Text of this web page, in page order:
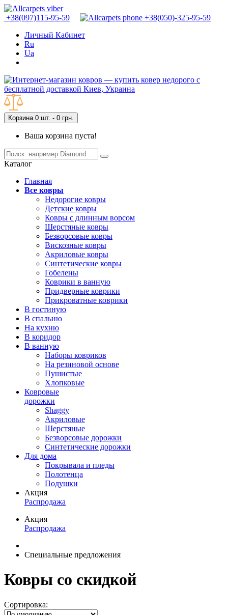
+38(097)115-95-59
+38(050)-325-95-59
Личный Кабинет
Ru
Ua
Корзина 0 шт. - 0 грн.
Ваша корзина пуста!
Каталог
Главная
Все ковры
Недорогие ковры
Детские ковры
Ковры с длинным ворсом
Шерстяные ковры
Безворсовые ковры
Вискозные ковры
Акриловые ковры
Синтетические ковры
Гобелены
Коврики в ванную
Придверные коврики
Прикроватные коврики
В гостиную
В спальню
На кухню
В коридор
В ванную
Наборы ковриков
На резиновой основе
Пушистые
Хлопковые
Ковровые
дорожки
Shaggy
Акриловые
Шерстяные
Безворсовые дорожки
Синтетические дорожки
Для дома
Покрывала и пледы
Полотенца
Подушки
Акция
Распродажа
Акция
Распродажа
Специальные предложения
Ковры со скидкой
Сортировка: